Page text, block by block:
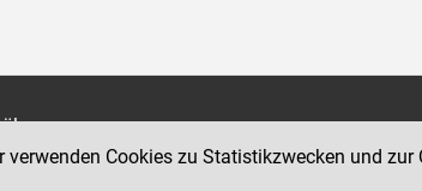
BMJ
Cookies zu Statistikzwecken und